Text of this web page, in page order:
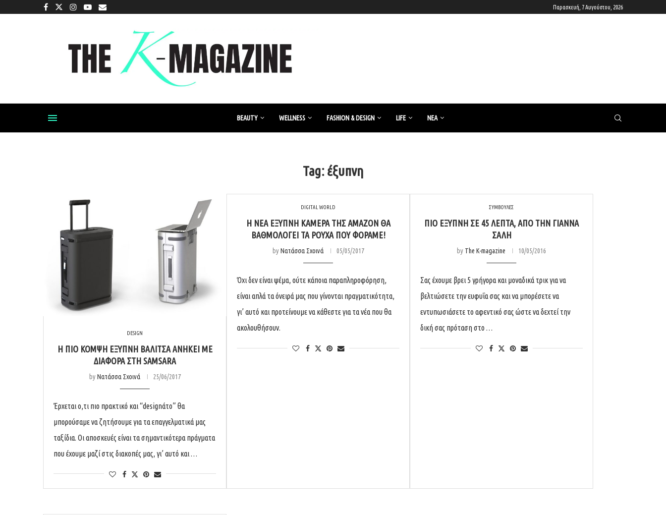
Παρασκευή, 7 Αυγούστου, 2026
BEAUTY WELLNESS FASHION & DESIGN LIFE ΝΈΑ
Tag: έξυπνη
DESIGN
Η ΠΙΟ ΚΟΜΨΉ ΈΞΥΠΝΗ ΒΑΛΊΤΣΑ ΑΝΉΚΕΙ ΜΕ
ΔΙΑΦΟΡΆ ΣΤΗ SAMSARA
byΝατάσσα Σχοινά 25/06/2017
Έρχεται ο,τι πιο πρακτικό και “designάτο” θα
μπορούσαμε να ζητήσουμε για τα επαγγελματικά μας
ταξίδια. Οι αποσκευές είναι τα σημαντικότερα πράγματα
που έχουμε μαζί στις διακοπές μας, γι’ αυτό και …
DIGITAL WORLD
Η ΝΈΑ ΈΞΥΠΝΗ ΚΆΜΕΡΑ ΤΗΣ AMAZON ΘΑ
ΒΑΘΜΟΛΟΓΕΊ ΤΑ ΡΟΎΧΑ ΠΟΥ ΦΟΡΆΜΕ!
byΝατάσσα Σχοινά 05/05/2017
Όχι δεν είναι ψέμα, ούτε κάποια παραπληροφόρηση,
είναι απλά τα όνειρά μας που γίνονται πραγματικότητα,
γι’ αυτό και προτείνουμε να κάθεστε για τα νέα που θα
ακολουθήσουν.
ΣΥΜΒΟΥΛΕΣ
ΠΙΟ ΈΞΥΠΝΗ ΣΕ 45 ΛΕΠΤΆ, ΑΠΌ ΤΗΝ ΓΙΆΝΝΑ
ΣΑΛΉ
by The K-magazine 10/05/2016
Σας έχουμε βρει 5 γρήγορα και μοναδικά τρικ για να
βελτιώσετε την ευφυΐα σας και να μπορέσετε να
εντυπωσιάσετε το αφεντικό σας ώστε να δεχτεί την
δική σας πρόταση στο …